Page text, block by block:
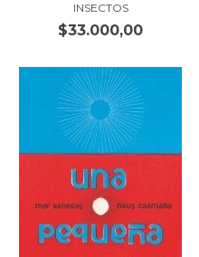
INSECTOS
$33.000,00